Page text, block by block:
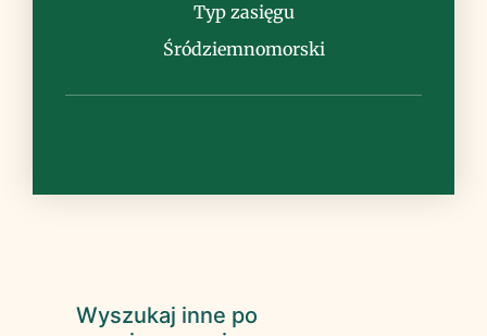
Typ zasięgu
Śródziemnomorski
Wyszukaj inne po